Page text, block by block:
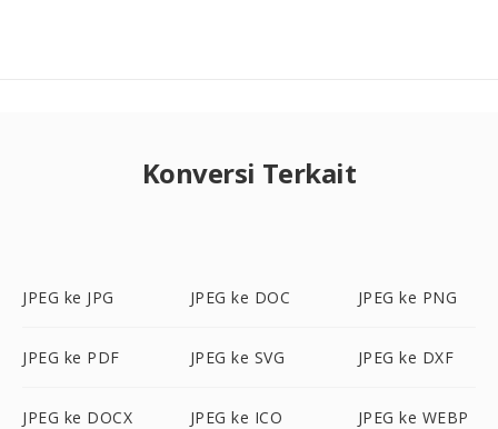
Konversi Terkait
JPEG ke JPG JPEG ke DOC JPEG ke PNG
JPEG ke PDF JPEG ke SVG JPEG ke DXF
JPEG ke DOCX JPEG ke ICO JPEG ke WEBP